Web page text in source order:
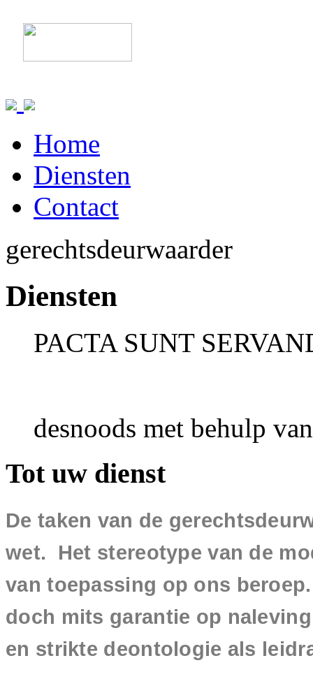
Home
Diensten
Contact
gerechtsdeurwaarder
Diensten
PACTA SUNT
desnoods met behulp
Tot uw dienst
De taken van de
wet. Het stereotype van de
van toepassing op ons
doch mits garantie op
en strikte deontologie als